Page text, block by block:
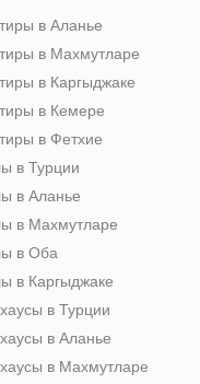
в Аланье
в Махмутларе
в Каргыджаке
в Кемере
в Фетхие
в Турции
в Аланье
в Махмутларе
в Оба
в Каргыджаке
в Турции
в Аланье
в Махмутларе